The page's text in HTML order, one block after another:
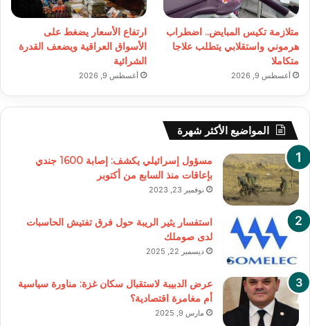
متلازمة تكيس المبايض.. اضطراب
هرموني واستقلابي يتطلب علاجا
متكاملا
أغسطس 9, 2026
ارتفاع الأسعار يضغط على
الأسواق العراقية ويضعف القدرة
الشرائية
أغسطس 9, 2026
المواضيع الأكثر شهرة
مسؤول إسرائيلي يكشف: إصابة 1600 جندي
بإعاقات منذ السابع من أكتوبر
نوفمبر 23, 2023
استفسار يثير الريبة حول فرق تفتيش الحاسبات
لدى صوملك
ديسمبر 22, 2025
عرض الدبيبة لاستقبال سكان غزة: مناورة سياسية
أم مغامرة اقتصادية؟
مارس 9, 2025